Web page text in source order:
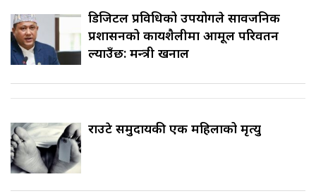
डिजिटल प्रविधिको उपयोगले सार्वजनिक
प्रशासनको कार्यशैलीमा आमूल परिवर्तन
ल्याउँछ: मन्त्री खनाल
राउटे समुदायकी एक महिलाको मृत्यु